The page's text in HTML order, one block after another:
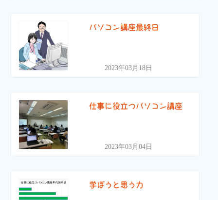
パソコン講座最終日
2023年03月18日
仕事に役立つパソコン講座
2023年03月04日
学ぼうと思う力